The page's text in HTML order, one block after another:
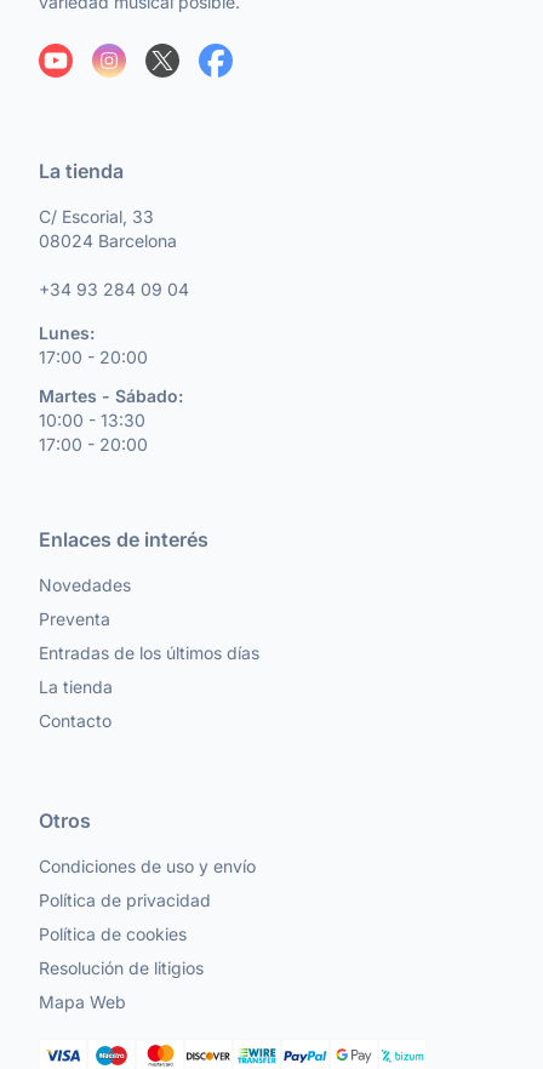
La tienda
C/ Escorial, 33
08024 Barcelona
+34 93 284 09 04
Lunes:
17:00 - 20:00
Martes - Sábado:
10:00 - 13:30
17:00 - 20:00
Enlaces de interés
Novedades
Preventa
Entradas de los últimos días
La tienda
Contacto
Otros
Condiciones de uso y envío
Política de privacidad
Política de cookies
Resolución de litigios
Mapa Web